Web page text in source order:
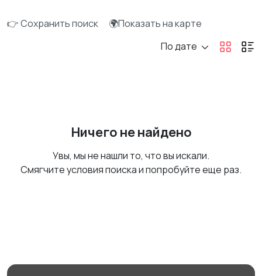
👉 Сохранить поиск
🌍Показать на карте
По дате
Ничего не найдено
Увы, мы не нашли то, что вы искали.
Смягчите условия поиска и попробуйте еще раз.